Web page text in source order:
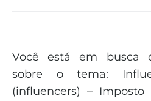
Você está em busca
sobre o tema:
(influencers) –